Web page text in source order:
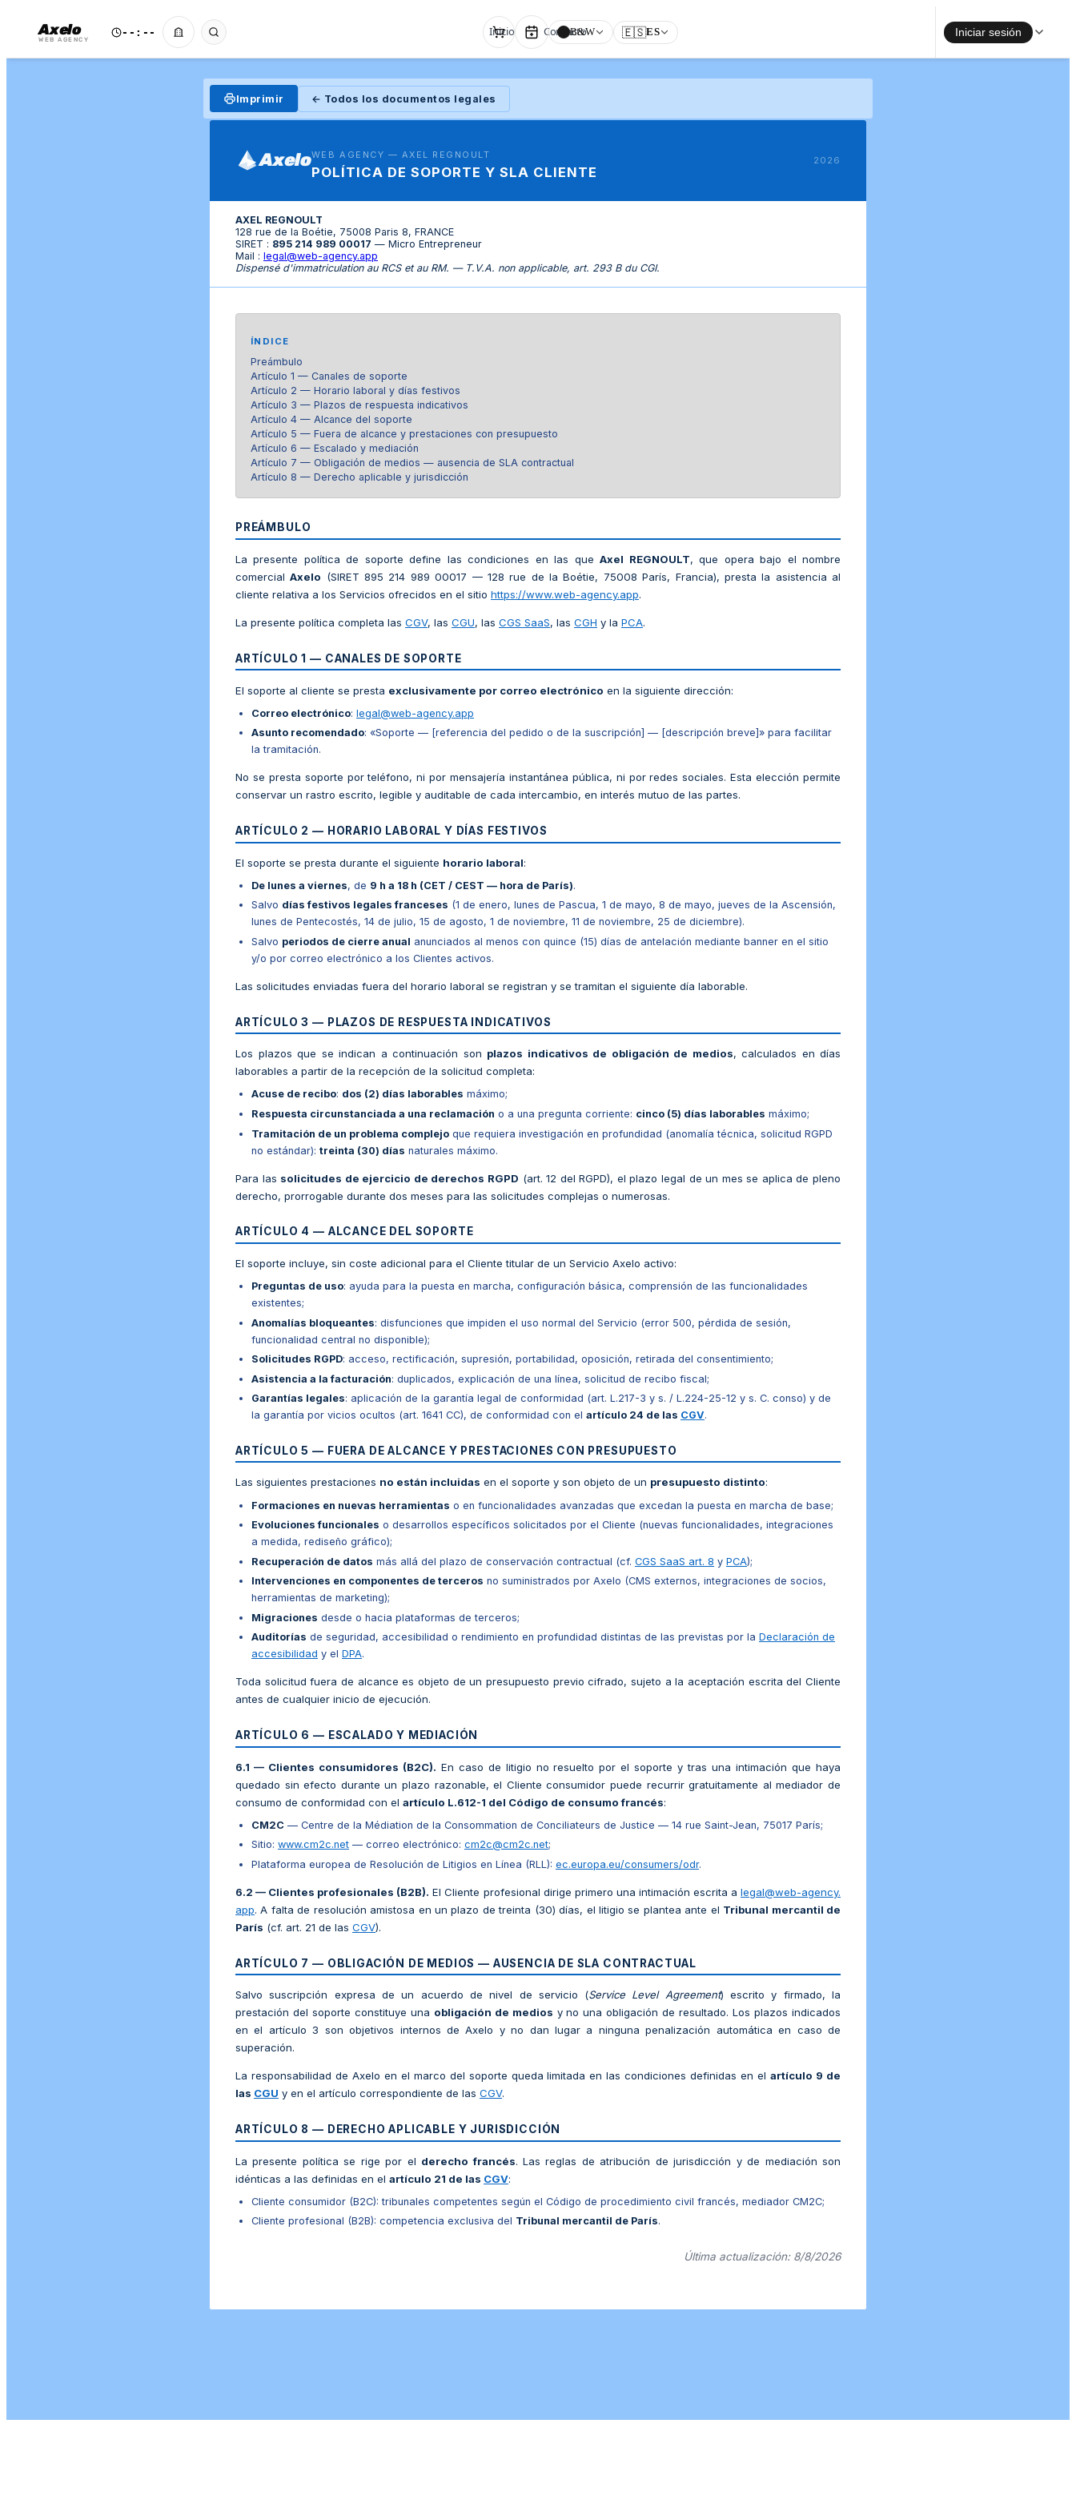
Axelo
WEB AGENCY
--:-- Inicio Contacto
B&W 🇪🇸ES Iniciar sesión
Imprimir ← Todos los documentos legales
AxeloWEB AGENCY — AXEL REGNOULT
POLÍTICA DE SOPORTE Y SLA CLIENTE
2026
AXEL REGNOULT
128 rue de la Boétie, 75008 Paris 8, FRANCE
SIRET : 895 214 989 00017 — Micro Entrepreneur
Mail : legal@web-agency.app
Dispensé d'immatriculation au RCS et au RM. — T.V.A. non applicable, art. 293 B du CGI.
ÍNDICE
Preámbulo
Artículo 1 — Canales de soporte
Artículo 2 — Horario laboral y días festivos
Artículo 3 — Plazos de respuesta indicativos
Artículo 4 — Alcance del soporte
Artículo 5 — Fuera de alcance y prestaciones con presupuesto
Artículo 6 — Escalado y mediación
Artículo 7 — Obligación de medios — ausencia de SLA contractual
Artículo 8 — Derecho aplicable y jurisdicción
PREÁMBULO
La presente política de soporte define las condiciones en las queAxel REGNOULT, que opera bajo el nombre
comercialAxelo (SIRET 895 214 989 00017 — 128 rue de la Boétie, 75008 París, Francia), presta la asistencia al
cliente relativa a los Servicios ofrecidos en el sitio https://www.web-agency.app.
La presente política completa las CGV, las CGU, las CGS SaaS, las CGH y la PCA.
ARTÍCULO 1 — CANALES DE SOPORTE
El soporte al cliente se presta exclusivamente por correo electrónico en la siguiente dirección:
Correo electrónico: legal@web-agency.app
Asunto recomendado: «Soporte — [referencia del pedido o de la suscripción] — [descripción breve]» para facilitar
la tramitación.
No se presta soporte por teléfono, ni por mensajería instantánea pública, ni por redes sociales. Esta elección permite
conservar un rastro escrito, legible y auditable de cada intercambio, en interés mutuo de las partes.
ARTÍCULO 2 — HORARIO LABORAL Y DÍAS FESTIVOS
El soporte se presta durante el siguiente horario laboral:
De lunes a viernes, de 9 h a 18 h (CET / CEST — hora de París).
Salvo días festivos legales franceses (1 de enero, lunes de Pascua, 1 de mayo, 8 de mayo, jueves de la Ascensión,
lunes de Pentecostés, 14 de julio, 15 de agosto, 1 de noviembre, 11 de noviembre, 25 de diciembre).
Salvo periodos de cierre anual anunciados al menos con quince (15) días de antelación mediante banner en el sitio
y/o por correo electrónico a los Clientes activos.
Las solicitudes enviadas fuera del horario laboral se registran y se tramitan el siguiente día laborable.
ARTÍCULO 3 — PLAZOS DE RESPUESTA INDICATIVOS
Los plazos que se indican a continuación son plazos indicativos de obligación de medios, calculados en días
laborables a partir de la recepción de la solicitud completa:
Acuse de recibo: dos (2) días laborables máximo;
Respuesta circunstanciada a una reclamación o a una pregunta corriente: cinco (5) días laborables máximo;
Tramitación de un problema complejo que requiera investigación en profundidad (anomalía técnica, solicitud RGPD
no estándar): treinta (30) días naturales máximo.
Para las solicitudes de ejercicio de derechos RGPD (art. 12 del RGPD), el plazo legal de un mes se aplica de pleno
derecho, prorrogable durante dos meses para las solicitudes complejas o numerosas.
ARTÍCULO 4 — ALCANCE DEL SOPORTE
El soporte incluye, sin coste adicional para el Cliente titular de un Servicio Axelo activo:
Preguntas de uso: ayuda para la puesta en marcha, configuración básica, comprensión de las funcionalidades
existentes;
Anomalías bloqueantes: disfunciones que impiden el uso normal del Servicio (error 500, pérdida de sesión,
funcionalidad central no disponible);
Solicitudes RGPD: acceso, rectificación, supresión, portabilidad, oposición, retirada del consentimiento;
Asistencia a la facturación: duplicados, explicación de una línea, solicitud de recibo fiscal;
Garantías legales: aplicación de la garantía legal de conformidad (art. L.217-3 y s. / L.224-25-12 y s. C. conso) y de
la garantía por vicios ocultos (art. 1641 CC), de conformidad con el artículo 24 de las CGV.
ARTÍCULO 5 — FUERA DE ALCANCE Y PRESTACIONES CON PRESUPUESTO
Las siguientes prestaciones no están incluidas en el soporte y son objeto de un presupuesto distinto:
Formaciones en nuevas herramientas o en funcionalidades avanzadas que excedan la puesta en marcha de base;
Evoluciones funcionales o desarrollos específicos solicitados por el Cliente (nuevas funcionalidades, integraciones
a medida, rediseño gráfico);
Recuperación de datos más allá del plazo de conservación contractual (cf. CGS SaaS art. 8 y PCA);
Intervenciones en componentes de terceros no suministrados por Axelo (CMS externos, integraciones de socios,
herramientas de marketing);
Migraciones desde o hacia plataformas de terceros;
Auditorías de seguridad, accesibilidad o rendimiento en profundidad distintas de las previstas por la Declaración de
accesibilidad y el DPA.
Toda solicitud fuera de alcance es objeto de un presupuesto previo cifrado, sujeto a la aceptación escrita del Cliente
antes de cualquier inicio de ejecución.
ARTÍCULO 6 — ESCALADO Y MEDIACIÓN
6.1 — Clientes consumidores (B2C). En caso de litigio no resuelto por el soporte y tras una intimación que haya
quedado sin efecto durante un plazo razonable, el Cliente consumidor puede recurrir gratuitamente al mediador de
consumo de conformidad con el artículo L.612-1 del Código de consumo francés:
CM2C — Centre de la Médiation de la Consommation de Conciliateurs de Justice — 14 rue Saint-Jean, 75017 París;
Sitio: www.cm2c.net — correo electrónico: cm2c@cm2c.net;
Plataforma europea de Resolución de Litigios en Línea (RLL): ec.europa.eu/consumers/odr.
6.2 — Clientes profesionales (B2B). El Cliente profesional dirige primero una intimación escrita alegal@web-agency.
app. A falta de resolución amistosa en un plazo de treinta (30) días, el litigio se plantea ante el Tribunal mercantil de
París (cf. art. 21 de las CGV).
ARTÍCULO 7 — OBLIGACIÓN DE MEDIOS — AUSENCIA DE SLA CONTRACTUAL
Salvo suscripción expresa de un acuerdo de nivel de servicio (Service Level Agreement) escrito y firmado, la
prestación del soporte constituye una obligación de medios y no una obligación de resultado. Los plazos indicados
en el artículo 3 son objetivos internos de Axelo y no dan lugar a ninguna penalización automática en caso de
superación.
La responsabilidad de Axelo en el marco del soporte queda limitada en las condiciones definidas en elartículo 9 de
las CGU y en el artículo correspondiente de las CGV.
ARTÍCULO 8 — DERECHO APLICABLE Y JURISDICCIÓN
La presente política se rige por el derecho francés. Las reglas de atribución de jurisdicción y de mediación son
idénticas a las definidas en el artículo 21 de las CGV:
Cliente consumidor (B2C): tribunales competentes según el Código de procedimiento civil francés, mediador CM2C;
Cliente profesional (B2B): competencia exclusiva del Tribunal mercantil de París.
Última actualización: 8/8/2026